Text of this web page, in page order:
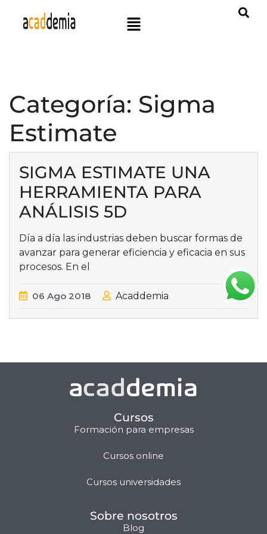
Categoría: Sigma
Estimate
SIGMA ESTIMATE UNA
HERRAMIENTA PARA
ANÁLISIS 5D
Día a día las industrias deben buscar formas de
avanzar para generar eficiencia y eficacia en sus
procesos. En el
06 Ago 2018 Acaddemia
Cursos
Formación para empresas
Cursos online
Cursos universidades
Sobre nosotros
Blog